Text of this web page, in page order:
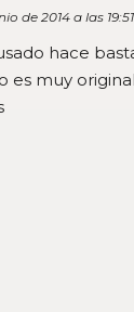
de 2014 a las 19:51
hace
es muy